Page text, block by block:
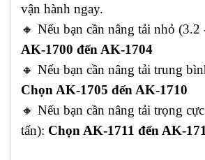
vận hành ngay.
🔸 Nếu bạn cần nâng tải nhỏ (3.2
AK-1700 đến AK-1704
🔸 Nếu bạn cần nâng tải trung
Chọn AK-1705 đến AK-1710
🔸 Nếu bạn cần nâng tải trọng
tấn): Chọn AK-1711 đến AK-